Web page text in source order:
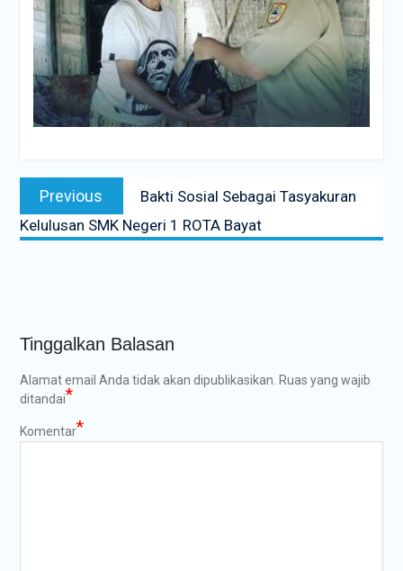
Navigasi
posPrevious
post:
Bakti Sosial Sebagai Tasyakuran
Kelulusan SMK Negeri 1 ROTA Bayat
Tinggalkan Balasan
Alamat email Anda tidak akan dipublikasikan. Ruas yang wajib
ditandai*
Komentar*